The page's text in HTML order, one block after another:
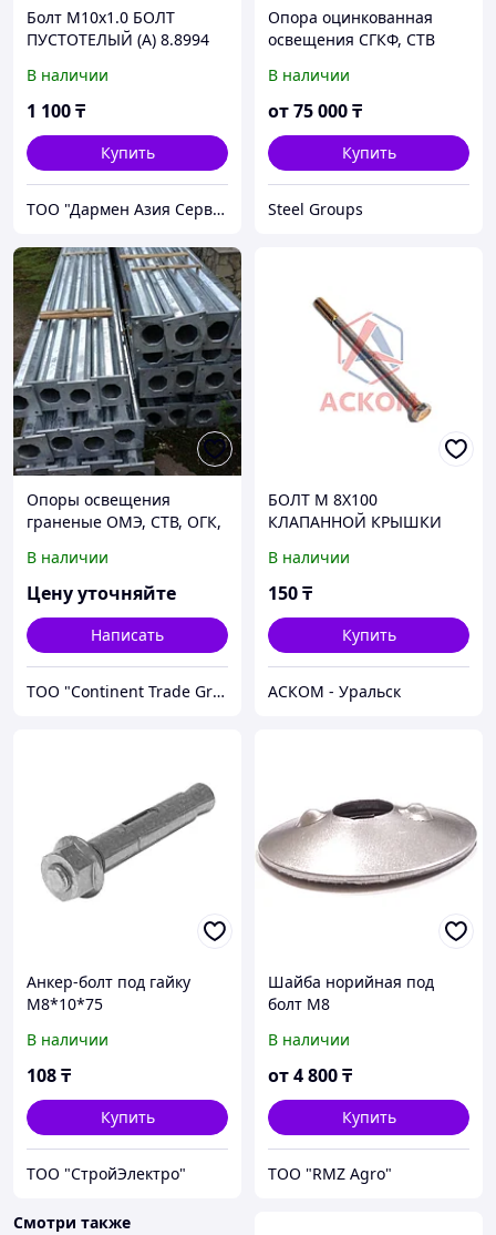
Болт М10х1.0 БОЛТ
ПУСТОТЕЛЫЙ (А) 8.8994
В наличии
1 100₸
Купить
ТОО "Дармен Азия Сервис"
Опора оцинкованная
освещения СГКФ, СТВ
В наличии
от75 000₸
Купить
Steel Groups
Опоры освещения
граненые ОМЭ, СТВ, ОГК,
до 18 м
В наличии
Цену уточняйте
Написать
ТОО "Continent Trade Group"
БОЛТ М 8Х100
КЛАПАННОЙ КРЫШКИ
В наличии
150₸
Купить
АСКОМ - Уральск
Анкер-болт под гайку
М8*10*75
В наличии
108₸
Купить
ТОО "СтройЭлектро"
Шайба норийная под
болт М8
В наличии
от4 800₸
Купить
ТОО "RMZ Agro"
Смотри также